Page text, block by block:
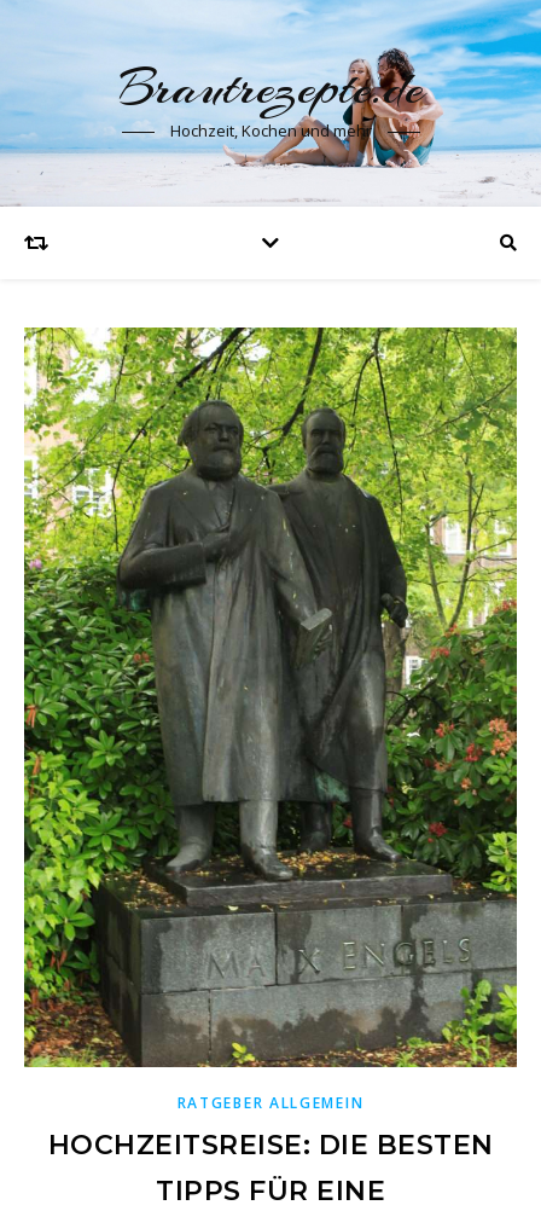
Brautrezepte.de
Hochzeit, Kochen und mehr
RATGEBER ALLGEMEIN
HOCHZEITSREISE: DIE BESTEN
TIPPS FÜR EINE